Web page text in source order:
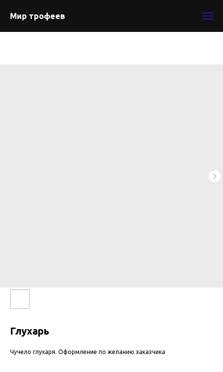
Мир трофеев
Глухарь
Чучело глухаря. Оформление по желанию заказчика